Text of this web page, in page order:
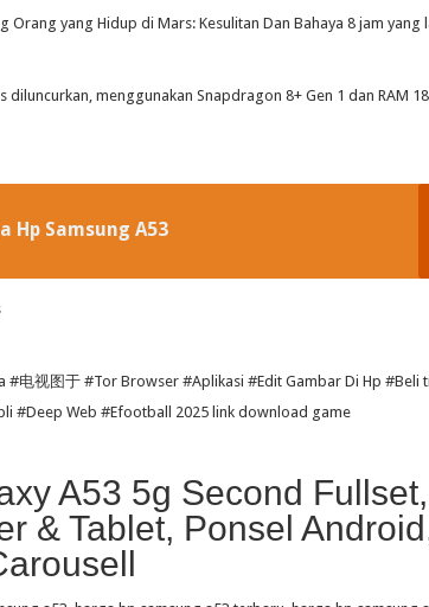
Orang yang Hidup di Mars: Kesulitan Dan Bahaya 8 jam yang
diluncurkan, menggunakan Snapdragon 8+ Gen 1 dan RAM
Hp Samsung A53
#电视图于 #Tor Browser #Aplikasi #Edit Gambar Di Hp #Beli
#Deep Web #Efootball 2025 link download game
A53 5g Second Fullset,
& Tablet, Ponsel